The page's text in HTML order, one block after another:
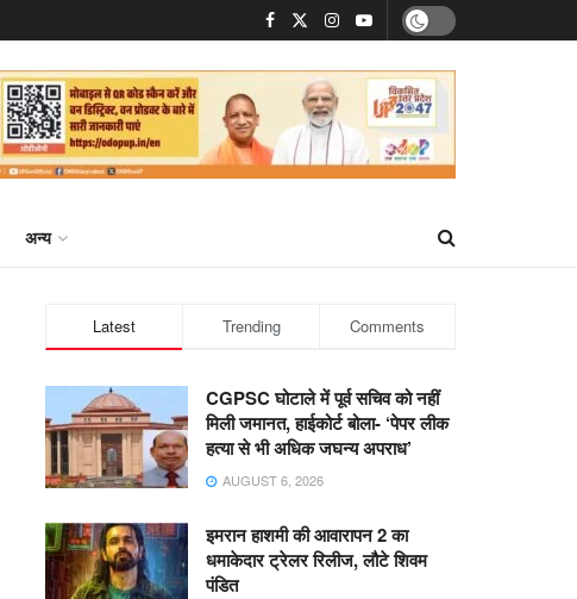
अन्य
Latest Trending Comments
CGPSC घोटाले में पूर्व सचिव को नहीं
मिली जमानत, हाईकोर्ट बोला- ‘पेपर लीक
हत्या से भी अधिक जघन्य अपराध’
AUGUST 6, 2026
इमरान हाशमी की आवारापन 2 का
धमाकेदार ट्रेलर रिलीज, लौटे शिवम
पंडित